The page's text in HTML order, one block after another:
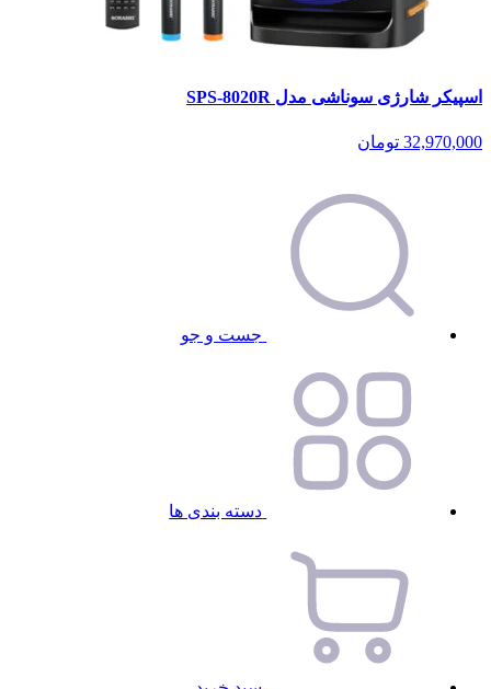
اسپیکر شارژی سوناشی مدل SPS-8020R
32,970,000 تومان
جست و جو
دسته بندی ها